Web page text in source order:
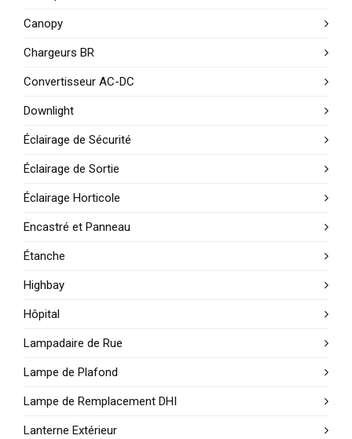
Canopy
Chargeurs BR
Convertisseur AC-DC
Downlight
Éclairage de Sécurité
Éclairage de Sortie
Éclairage Horticole
Encastré et Panneau
Étanche
Highbay
Hôpital
Lampadaire de Rue
Lampe de Plafond
Lampe de Remplacement DHI
Lanterne Extérieur